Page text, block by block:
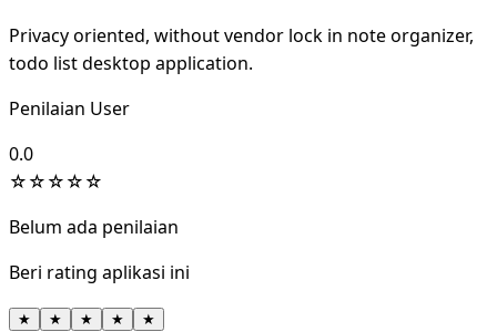
Privacy oriented, without vendor lock in note organizer,
todo list desktop application.
Penilaian User
0.0
☆☆☆☆☆
Belum ada penilaian
Beri rating aplikasi ini
★ ★ ★ ★ ★